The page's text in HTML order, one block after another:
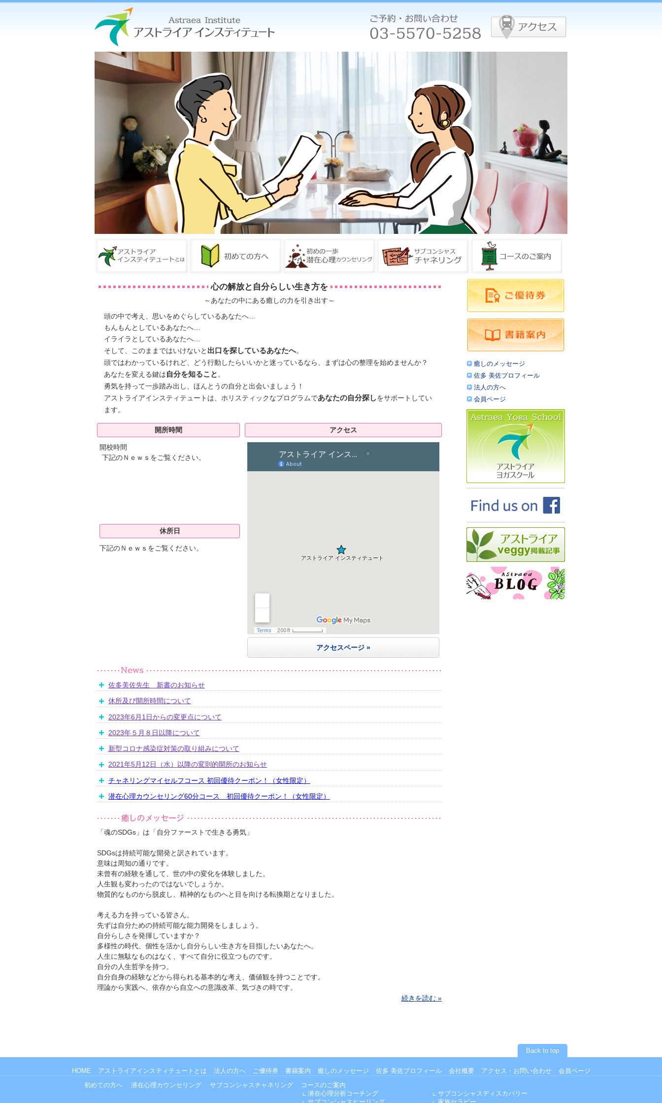
心の解放と自分らしい生き方を
～あなたの中にある癒しの力を引き出す～
頭の中で考え、思いをめぐらしているあなたへ…
もんもんとしているあなたへ…
イライラとしているあなたへ…
そして、このままではいけないと 出口を探しているあなたへ。
頭ではわかっているけれど、どう行動したらいいかと迷っているなら、まずは心の整理を始めませんか？
あなたを変える鍵は自分を知ること 。
勇気を持って一歩踏み出し、ほんとうの自分と出会いましょう！
アストライアインスティテュートは、ホリスティックなプログラムであなたの自分探しをサポートしてい
ます。
開所時間
開校時間
下記のＮｅｗｓをご覧ください。
休所日
下記のＮｅｗｓをご覧ください。
アクセス
アクセスページ »
佐多美佐先生 新書のお知らせ
休所及び開所時間について
2023年6月1日からの変更点について
2023年５月８日以降について
新型コロナ感染症対策の取り組みについて
2021年5月12日（水）以降の変則的開所のお知らせ
チャネリングマイセルフコース 初回優待クーポン！（女性限定）
潜在心理カウンセリング60分コース 初回優待クーポン！（女性限定）
「魂のSDGs」は「自分ファーストで生きる勇気」
SDGsは持続可能な開発と訳されています。
意味は周知の通りです。
未曾有の経験を通して、世の中の変化を体験しました。
人生観も変わったのではないでしょうか。
物質的なものから脱皮し、精神的なものへと目を向ける転換期となりました。
考える力を持っている皆さん。
先ずは自分ための持続可能な能力開発をしましょう。
自分らしさを発揮していますか？
多様性の時代、個性を活かし自分らしい生き方を目指したいあなたへ。
人生に無駄なものはなく、すべて自分に役立つものです。
自分の人生哲学を持つ。
自分自身の経験などから得られる基本的な考え、価値観を持つことです。
理論から実践へ、依存から自立への意識改革、気づきの時です。
続きを読む »
癒しのメッセージ
佐多 美佐プロフィール
法人の方へ
会員ページ
Back to top
HOME アストライアインスティテュートとは 法人の方へ ご優待券 書籍案内 癒しのメッセージ 佐多 美佐プロフィール 会社概要 アクセス・お問い合わせ 会員ページ
初めての方へ 潜在心理カウンセリング サブコンシャスチャネリング
コースのご案内
潜在心理分析コーチング
サブコンシャスディスカバリー